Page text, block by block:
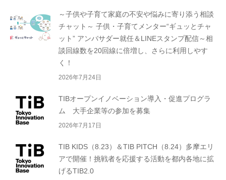
～子供や子育て家庭の不安や悩みに寄り添う相談
チャット～ 子供・子育てメンター“ギュッとチャ
ット” アンバサダー就任＆LINEスタンプ配信～相
談回線数を20回線に倍増し、さらに利用しやす
く！
2026年7月24日
TIBオープンイノベーション導入・促進プログラ
ム 大手企業等の参加を募集
2026年7月17日
TIB KIDS（8.23）＆TIB PITCH（8.24）多摩エリ
アで開催！挑戦者を応援する活動を都内各地に拡
げるTIB2.0